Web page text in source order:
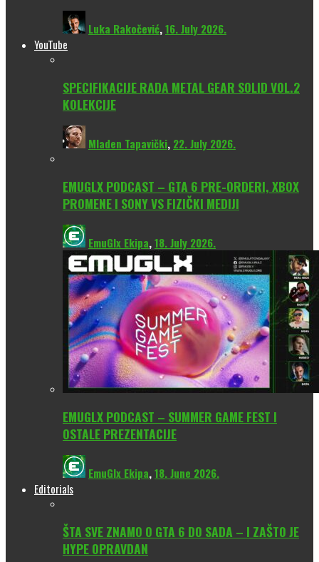
Luka Rakočević,16. July 2026.
YouTube
SPECIFIKACIJE RADA METAL GEAR SOLID VOL.2
KOLEKCIJE
Mladen Tapavički, 22. July 2026.
EMUGLX PODCAST – GTA 6 PRE-ORDERI, XBOX
PROMENE I SONY VS FIZIČKI MEDIJI
EmuGlx Ekipa,18. July 2026.
EMUGLX PODCAST – SUMMER GAME FEST I
OSTALE PREZENTACIJE
EmuGlx Ekipa,18. June 2026.
Editorials
ŠTA SVE ZNAMO O GTA 6 DO SADA – I ZAŠTO JE
HYPE OPRAVDAN